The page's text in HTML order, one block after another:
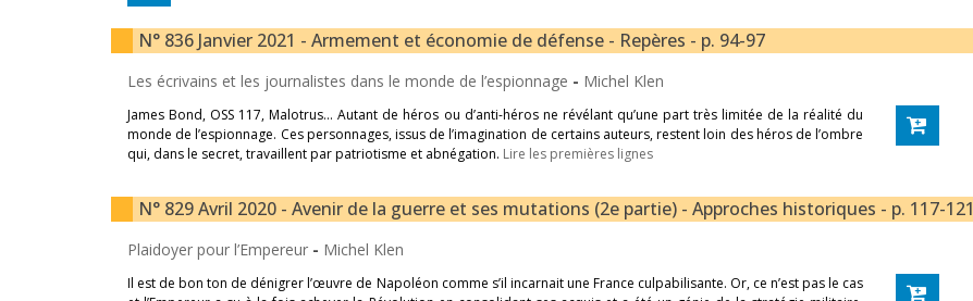
N° 836 Janvier 2021 - Armement et économie de défense - Repères - p. 94-97
Les écrivains et les journalistes dans le monde de l’espionnage - Michel Klen
James Bond, OSS 117, Malotrus… Autant de héros ou d’anti-héros ne révélant qu’une part très limitée de la réalité du
monde de l’espionnage. Ces personnages, issus de l’imagination de certains auteurs, restent loin des héros de l’ombre
qui, dans le secret, travaillent par patriotisme et abnégation. Lire les premières lignes
N° 829 Avril 2020 - Avenir de la guerre et ses mutations (2e partie) - Approches historiques - p. 117-121
Plaidoyer pour l’Empereur - Michel Klen
Il est de bon ton de dénigrer l’œuvre de Napoléon comme s’il incarnait une France culpabilisante. Or, ce n’est pas le cas